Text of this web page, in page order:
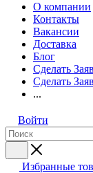
О компании
Контакты
Вакансии
Доставка
Блог
Сделать
Сделать
...
Войти
Избранные